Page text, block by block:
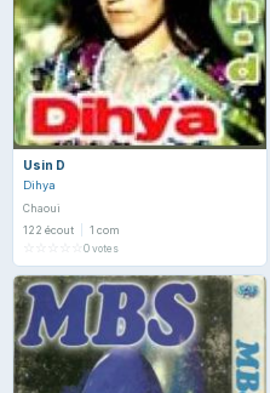
Usin D
Dihya
Chaoui
122 écout
1 com
0 votes